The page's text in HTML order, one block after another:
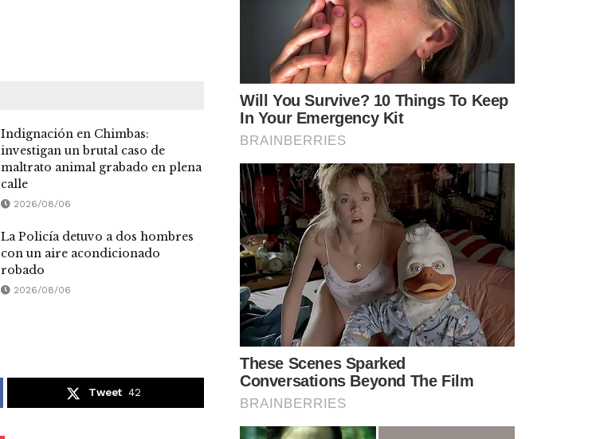
Indignación en Chimbas:
investigan un brutal caso de
maltrato animal grabado en plena
calle
2026/08/06
La Policía detuvo a dos hombres
con un aire acondicionado
robado
2026/08/06
Tweet 42